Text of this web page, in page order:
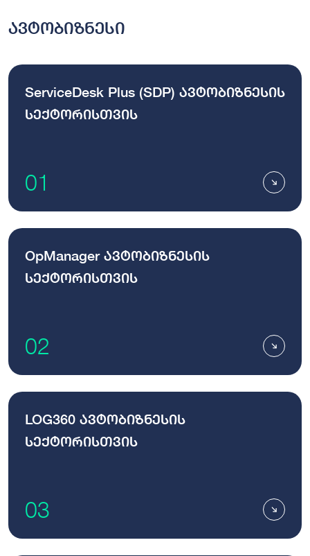
ავტობიზნესი
ServiceDesk Plus (SDP) ავტობიზნესის
სექტორისთვის
01
OpManager ავტობიზნესის
სექტორისთვის
02
LOG360 ავტობიზნესის
სექტორისთვის
03